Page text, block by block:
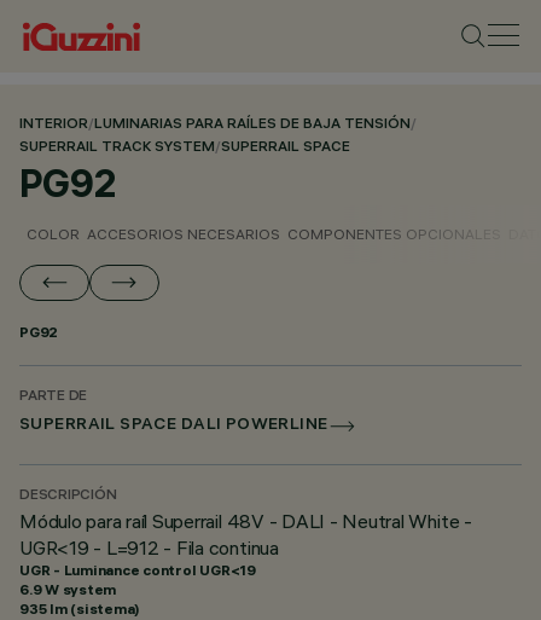
INTERIOR/LUMINARIAS PARA RAÍLES DE BAJA TENSIÓN/
SUPERRAIL TRACK SYSTEM/SUPERRAIL SPACE
PG92
COLOR ACCESORIOS NECESARIOS COMPONENTES OPCIONALES
PG92
PARTE DE
SUPERRAIL SPACE DALI POWERLINE
DESCRIPCIÓN
Módulo para raíl Superrail 48V - DALI - Neutral White -
UGR<19 - L=912 - Fila continua
UGR - Luminance control UGR<19
6.9 W system
935 lm (sistema)